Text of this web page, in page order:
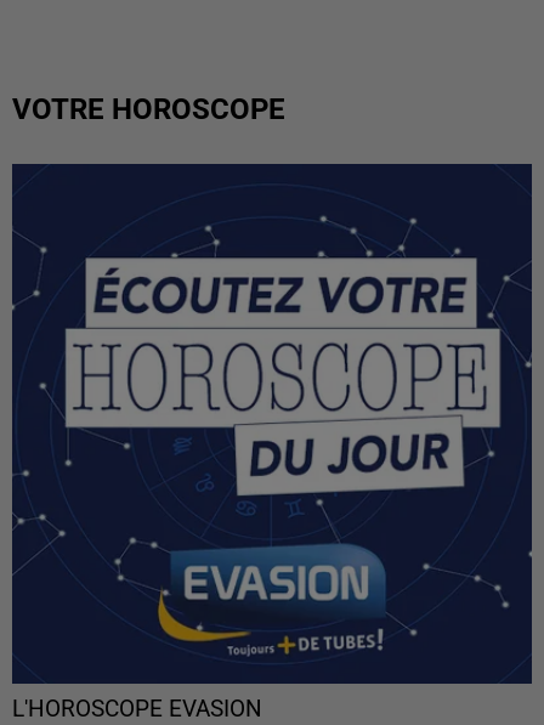
VOTRE HOROSCOPE
L'HOROSCOPE EVASION